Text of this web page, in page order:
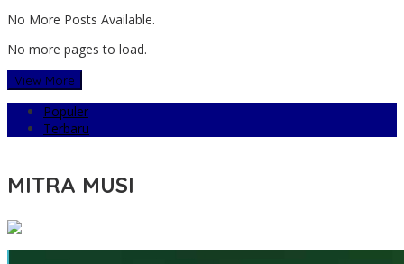
No More Posts Available.
No more pages to load.
View More
Populer
Terbaru
MITRA MUSI